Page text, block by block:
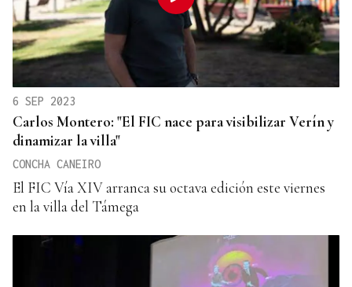
6 SEP 2023
Carlos Montero: "El FIC nace para visibilizar Verín y
dinamizar la villa"
CONCHA CANEIRO
El FIC Vía XIV arranca su octava edición este viernes
en la villa del Támega